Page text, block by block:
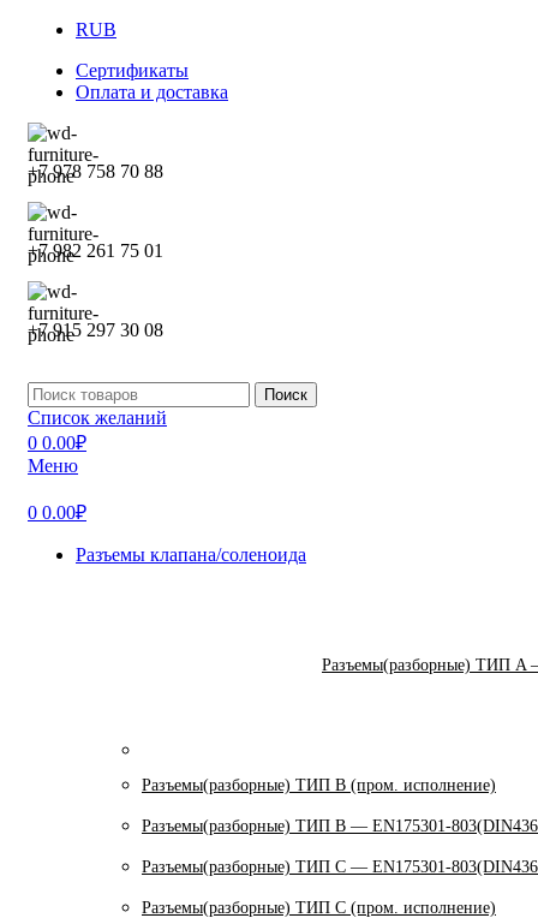
RUB
Сертификаты
Оплата и доставка
+7 978 758 70 88
+7 982 261 75 01
+7 915 297 30 08
Поиск
Список желаний
0 0.00₽
Меню
0 0.00₽
Разъемы клапана/соленоида
Разъемы(разборные) ТИП A
Разъемы(разборные) ТИП В (пром. исполнение)
Разъемы(разборные) ТИП B — EN175301-
Разъемы(разборные) ТИП C — EN175301-
Разъемы(разборные) ТИП С (пром. исполнение)